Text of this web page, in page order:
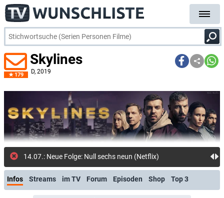
179
Skylines
D, 2019
14.07.: Neue Folge: Null sechs neun (Netflix)
Infos Streams im TV Forum Episoden Shop Top 3